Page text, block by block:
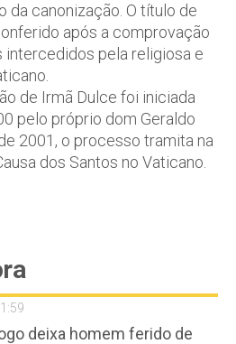
da canonização. O título de
após a comprovação
intercedidos pela religiosa e
de Irmã Dulce foi iniciada
pelo próprio dom Geraldo
2001, o processo tramita na
dos Santos no Vaticano.
deixa homem ferido de